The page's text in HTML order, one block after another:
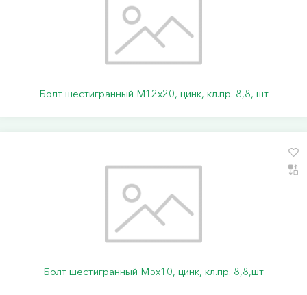
Болт шестигранный М12х20, цинк, кл.пр. 8,8, шт
Болт шестигранный М5х10, цинк, кл.пр. 8,8,шт